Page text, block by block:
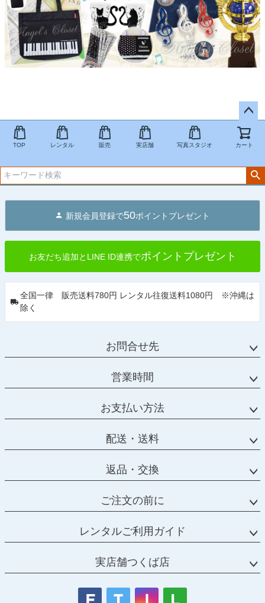
ペー
ジト
TOP レンタル 販売 実店舗 写真スタジオ カート
新規会員登録で50ポイントプレゼント
お友だち追加とLINE ID連携でポイントプレゼント
全国一律 販売送料780円 レンタル往復送料1080円 ※沖縄は
除く
お問合せ先
営業時間
お支払い方法
配送・送料
返品・交換
ご注文の前に
レンタルご利用ガイド
実店舗つくば店